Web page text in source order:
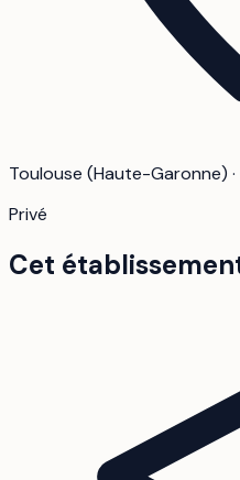
Toulouse (Haute-Garonne)
Privé
Cet